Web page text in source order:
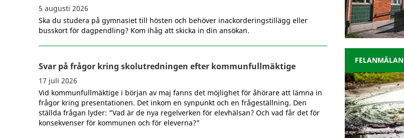
5 augusti 2026
Ska du studera på gymnasiet till hösten och behöver inackorderingstillägg eller
busskort för dagpendling? Kom ihåg att skicka in din ansökan.
Svar på frågor kring skolutredningen efter kommunfullmäktige
17 juli 2026
Vid kommunfullmäktige i början av maj fanns det möjlighet för åhörare att lämna in
frågor kring presentationen. Det inkom en synpunkt och en frågeställning. Den
ställda frågan lyder: ”Vad är de nya regelverken för elevhälsan? Och vad får det för
konsekvenser för kommunen och för eleverna?"
FELANMÄLAN